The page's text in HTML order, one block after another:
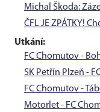
Michal Škoda:
ČFL JE ZPÁTKY!
Utkání:
FC Chomutov -
SK Petřín Plzeň -
FC Chomutov -
Motorlet - FC